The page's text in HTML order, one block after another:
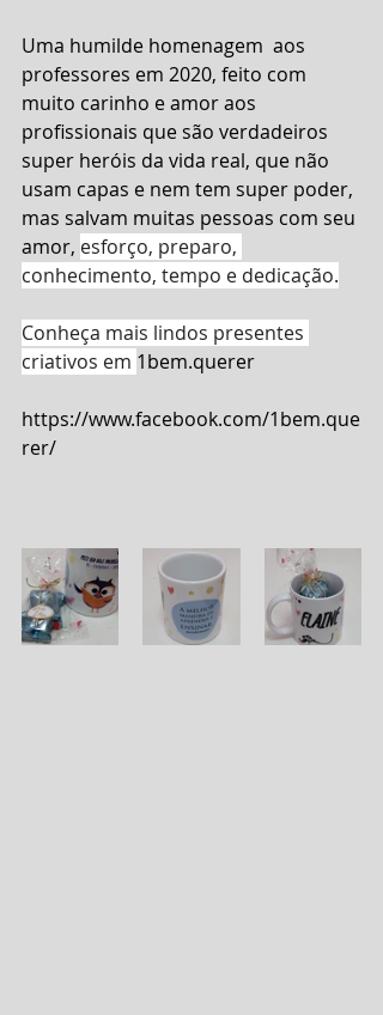
Uma humilde homenagem  aos
professores em 2020, feito com
muito carinho e amor aos
profissionais que são verdadeiros
super heróis da vida real, que não
usam capas e nem tem super poder,
mas salvam muitas pessoas com seu
amor, esforço, preparo,
conhecimento, tempo e dedicação.
Conheça mais lindos presentes
criativos em 1bem.querer
https://www.facebook.com/1bem.que
rer/